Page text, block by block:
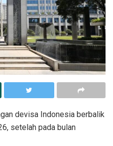
devisa Indonesia berbalik
setelah pada bulan